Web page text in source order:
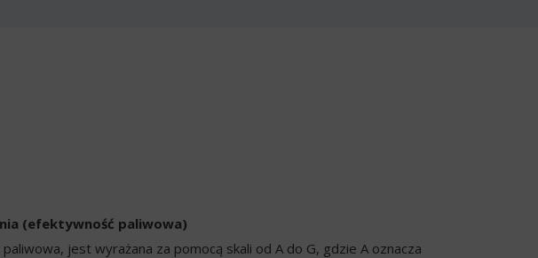
(efektywność paliwowa)
jest wyrażana za pomocą skali od A do G, gdzie A oznacza